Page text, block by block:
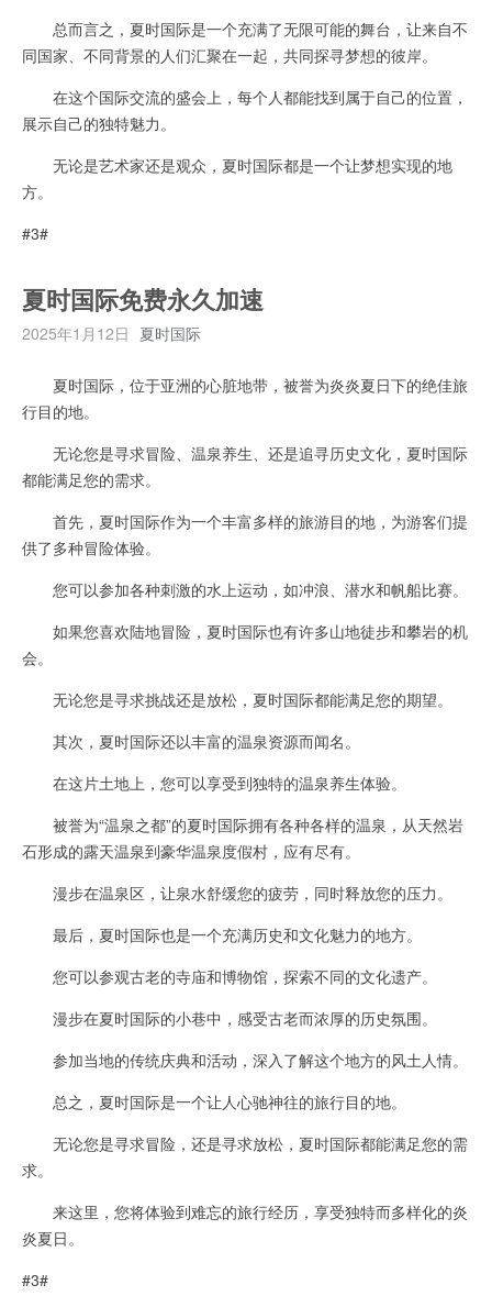
总而言之，夏时国际是一个充满了无限可能的舞台，让来自不
同国家、不同背景的人们汇聚在一起，共同探寻梦想的彼岸。
在这个国际交流的盛会上，每个人都能找到属于自己的位置，
展示自己的独特魅力。
无论是艺术家还是观众，夏时国际都是一个让梦想实现的地
方。
#3#
夏时国际免费永久加速
2025年1月12日 夏时国际
夏时国际，位于亚洲的心脏地带，被誉为炎炎夏日下的绝佳旅
行目的地。
无论您是寻求冒险、温泉养生、还是追寻历史文化，夏时国际
都能满足您的需求。
首先，夏时国际作为一个丰富多样的旅游目的地，为游客们提
供了多种冒险体验。
您可以参加各种刺激的水上运动，如冲浪、潜水和帆船比赛。
如果您喜欢陆地冒险，夏时国际也有许多山地徒步和攀岩的机
会。
无论您是寻求挑战还是放松，夏时国际都能满足您的期望。
其次，夏时国际还以丰富的温泉资源而闻名。
在这片土地上，您可以享受到独特的温泉养生体验。
被誉为“温泉之都”的夏时国际拥有各种各样的温泉，从天然岩
石形成的露天温泉到豪华温泉度假村，应有尽有。
漫步在温泉区，让泉水舒缓您的疲劳，同时释放您的压力。
最后，夏时国际也是一个充满历史和文化魅力的地方。
您可以参观古老的寺庙和博物馆，探索不同的文化遗产。
漫步在夏时国际的小巷中，感受古老而浓厚的历史氛围。
参加当地的传统庆典和活动，深入了解这个地方的风土人情。
总之，夏时国际是一个让人心驰神往的旅行目的地。
无论您是寻求冒险，还是寻求放松，夏时国际都能满足您的需
求。
来这里，您将体验到难忘的旅行经历，享受独特而多样化的炎
炎夏日。
#3#